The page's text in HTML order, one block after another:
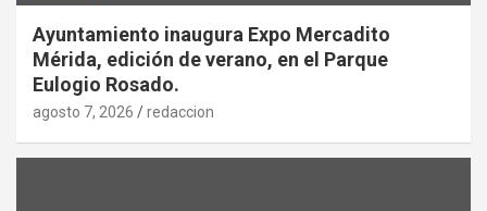
Ayuntamiento inaugura Expo Mercadito
Mérida, edición de verano, en el Parque
Eulogio Rosado.
agosto 7, 2026 redaccion